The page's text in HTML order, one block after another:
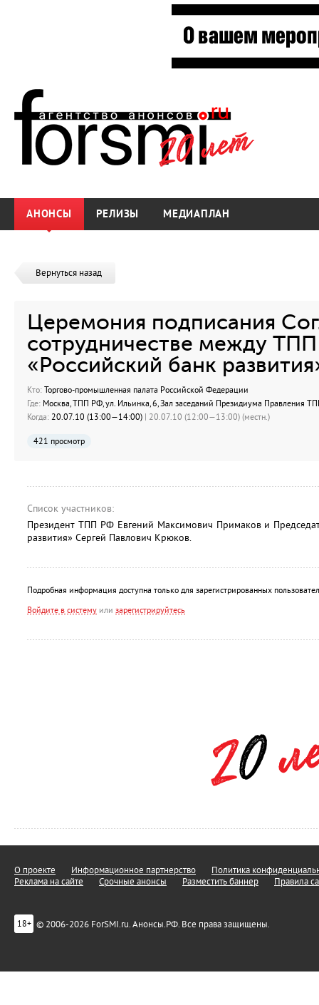
АНОНСЫ РЕЛИЗЫ МЕДИАПЛАН
Вернуться назад
Церемония подписания
сотрудничестве между
«Российский банк
Кто: Торгово-промышленная палата Российской Федерации
Где: Москва, ТПП РФ, ул. Ильинка, 6, Зал заседаний Президиума Правления
Когда: 20.07.10 (13:00—14:00) | 20.07.10 (12:00—13:00) (местн.)
421 просмотр
Список участников:
Президент ТПП РФ Евгений Максимович Примаков и
развития» Сергей Павлович Крюков.
Подробная информация доступна только для зарегистрированных
Войдите в систему или зарегистрируйтесь
О проекте Информационное партнерство
Политика
Реклама на сайте
Срочные анонсы Разместить баннер Правила
18+ © 2006-2026 ForSMI.ru. Анонсы.РФ. Все права защищены.